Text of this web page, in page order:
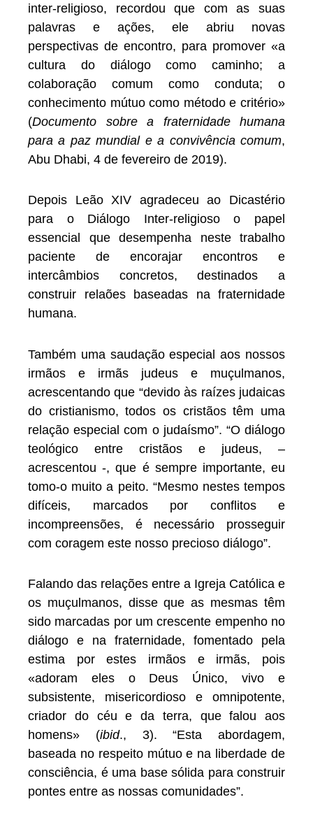
inter-religioso, recordou que com as suas
palavras e ações, ele abriu novas
perspectivas de encontro, para promover «a
cultura do diálogo como caminho; a
colaboração comum como conduta; o
conhecimento mútuo como método e critério»
(Documento sobre a fraternidade humana
para a paz mundial e a convivência comum,
Abu Dhabi, 4 de fevereiro de 2019).
Depois Leão XIV agradeceu ao Dicastério
para o Diálogo Inter-religioso o papel
essencial que desempenha neste trabalho
paciente de encorajar encontros e
intercâmbios concretos, destinados a
construir relaões baseadas na fraternidade
humana.
Também uma saudação especial aos nossos
irmãos e irmãs judeus e muçulmanos,
acrescentando que “devido às raízes judaicas
do cristianismo, todos os cristãos têm uma
relação especial com o judaísmo”. “O diálogo
teológico entre cristãos e judeus, –
acrescentou -, que é sempre importante, eu
tomo-o muito a peito. “Mesmo nestes tempos
difíceis, marcados por conflitos e
incompreensões, é necessário prosseguir
com coragem este nosso precioso diálogo”.
Falando das relações entre a Igreja Católica e
os muçulmanos, disse que as mesmas têm
sido marcadas por um crescente empenho no
diálogo e na fraternidade, fomentado pela
estima por estes irmãos e irmãs, pois
«adoram eles o Deus Único, vivo e
subsistente, misericordioso e omnipotente,
criador do céu e da terra, que falou aos
homens» (ibid., 3). “Esta abordagem,
baseada no respeito mútuo e na liberdade de
consciência, é uma base sólida para construir
pontes entre as nossas comunidades”.